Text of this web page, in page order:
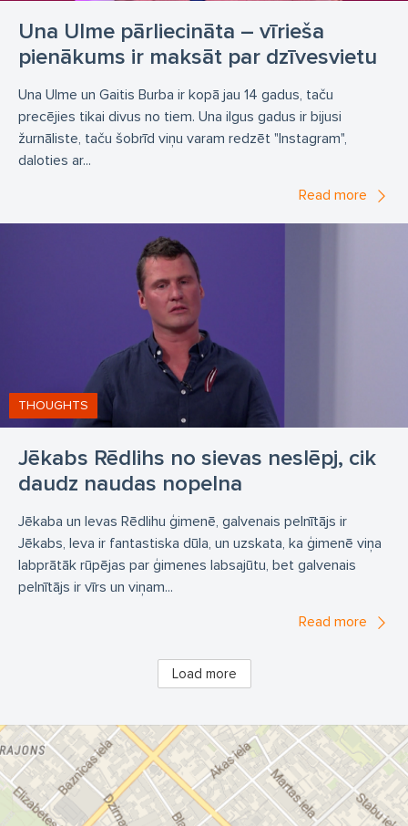
Una Ulme pārliecināta – vīrieša
pienākums ir maksāt par dzīvesvietu
Una Ulme un Gaitis Burba ir kopā jau 14 gadus, taču
precējies tikai divus no tiem. Una ilgus gadus ir bijusi
žurnāliste, taču šobrīd viņu varam redzēt "Instagram",
daloties ar...
Read more
Jēkabs Rēdlihs no sievas neslēpj, cik
daudz naudas nopelna
THOUGHTS
Jēkaba un Ievas Rēdlihu ģimenē, galvenais pelnītājs ir
Jēkabs, Ieva ir fantastiska dūla, un uzskata, ka ģimenē viņa
labprātāk rūpējas par ģimenes labsajūtu, bet galvenais
pelnītājs ir vīrs un viņam...
Read more
Load more